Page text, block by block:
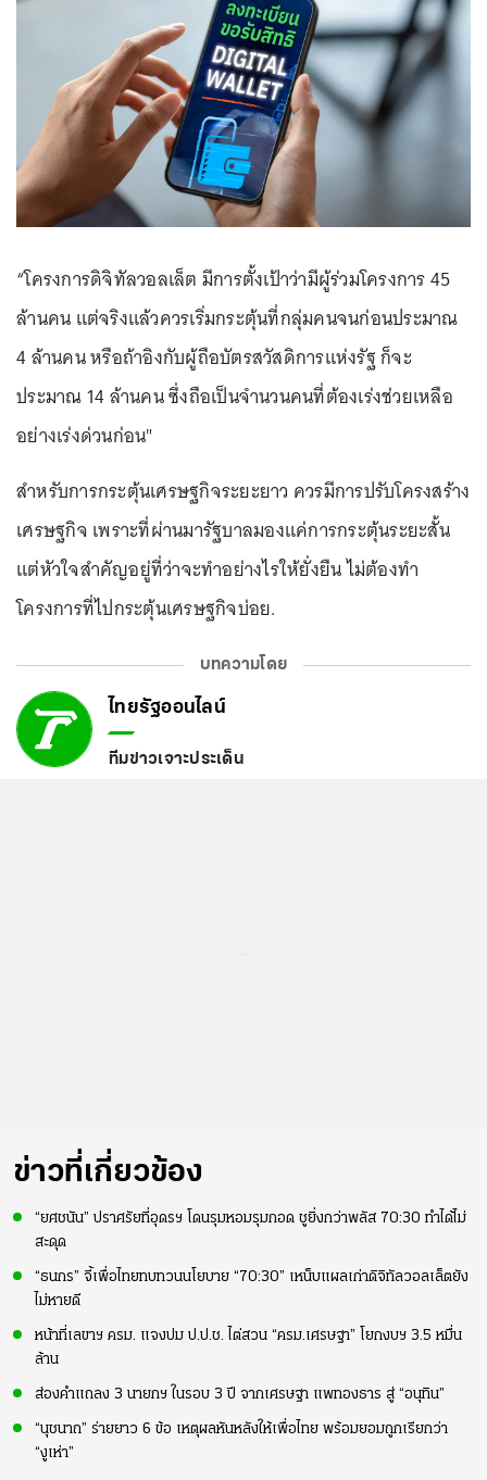
“โครงการดิจิทัลวอลเล็ต มีการตั้งเป้าว่ามีผู้ร่วมโครงการ 45
ล้านคน แต่จริงแล้วควรเริ่มกระตุ้นที่กลุ่มคนจนก่อนประมาณ
4 ล้านคน หรือถ้าอิงกับผู้ถือบัตรสวัสดิการแห่งรัฐ ก็จะ
ประมาณ 14 ล้านคน ซึ่งถือเป็นจำนวนคนที่ต้องเร่งช่วยเหลือ
อย่างเร่งด่วนก่อน"
สำหรับการกระตุ้นเศรษฐกิจระยะยาว ควรมีการปรับโครงสร้าง
เศรษฐกิจ เพราะที่ผ่านมารัฐบาลมองแค่การกระตุ้นระยะสั้น
แต่หัวใจสำคัญอยู่ที่ว่าจะทำอย่างไรให้ยั่งยืน ไม่ต้องทำ
โครงการที่ไปกระตุ้นเศรษฐกิจบ่อย.
บทความโดย
ไทยรัฐออนไลน์
ทีมข่าวเจาะประเด็น
ข่าวที่เกี่ยวข้อง
“ยศชนัน” ปราศรัยที่อุดรฯ โดนรุมหอมรุมกอด ชูยิ่งกว่าพลัส 70:30 ทำได้ไม่
สะดุด
“ธนกร” จี้เพื่อไทยทบทวนนโยบาย “70:30” เหน็บแผลเก่าดิจิทัลวอลเล็ตยัง
ไม่หายดี
หน้าที่เลขาฯ ครม. แจงปม ป.ป.ช. ไต่สวน “ครม.เศรษฐา” โยกงบฯ 3.5 หมื่น
ล้าน
ส่องคำแถลง 3 นายกฯ ในรอบ 3 ปี จากเศรษฐา แพทองธาร สู่ “อนุทิน”
“นุชนาถ” ร่ายยาว 6 ข้อ เหตุผลหันหลังให้เพื่อไทย พร้อมยอมถูกเรียกว่า
“งูเห่า”